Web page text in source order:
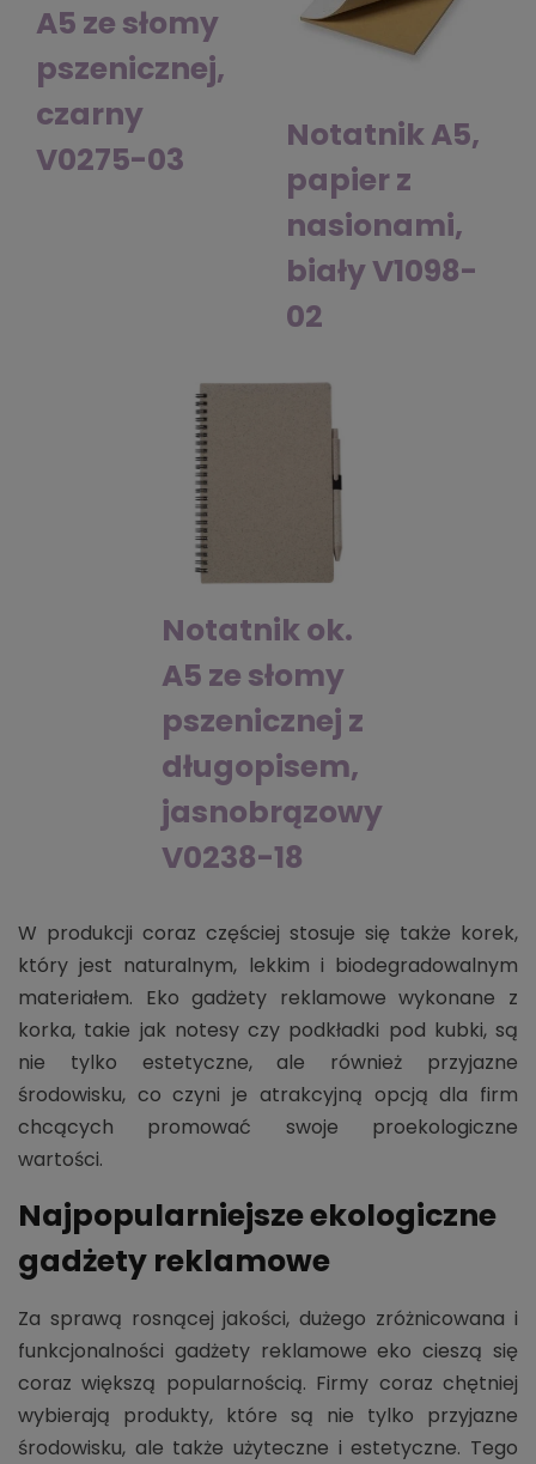
A5 ze słomy
pszenicznej,
czarny
V0275-03
Notatnik A5,
papier z
nasionami,
biały V1098-
02
Notatnik ok.
A5 ze słomy
pszenicznej z
długopisem,
jasnobrązowy
V0238-18
W produkcji coraz częściej stosuje się także korek,
który jest naturalnym, lekkim i biodegradowalnym
materiałem. Eko gadżety reklamowe wykonane z
korka, takie jak notesy czy podkładki pod kubki, są
nie tylko estetyczne, ale również przyjazne
środowisku, co czyni je atrakcyjną opcją dla firm
chcących promować swoje proekologiczne
wartości.
Najpopularniejsze ekologiczne
gadżety reklamowe
Za sprawą rosnącej jakości, dużego zróżnicowana i
funkcjonalności gadżety reklamowe eko cieszą się
coraz większą popularnością. Firmy coraz chętniej
wybierają produkty, które są nie tylko przyjazne
środowisku, ale także użyteczne i estetyczne. Tego